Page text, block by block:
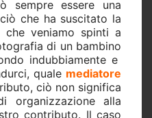
sempre essere una
che ha suscitato la
veniamo spinti a
di un bambino
indubbiamente e
quale mediatore
ciò non significa
alla
contributo. Il caso